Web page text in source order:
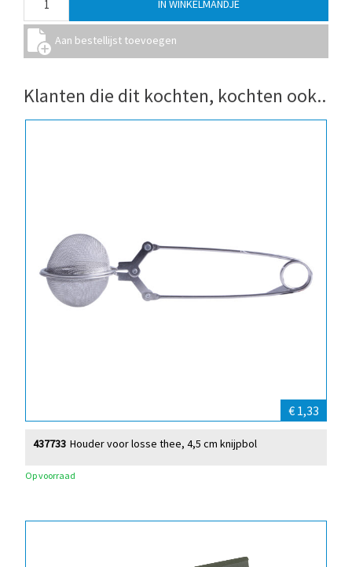
Klanten die dit kochten, kochten ook..
€ 1,33
Houder voor losse thee, 4,5 cm knijpbol
437733
Op voorraad